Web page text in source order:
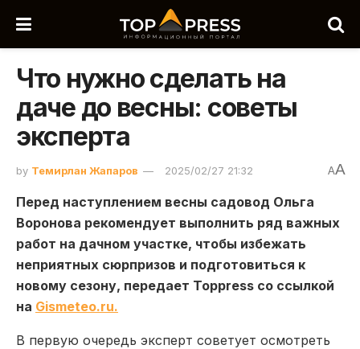
Что нужно сделать на
даче до весны: советы
эксперта
by Темирлан Жапаров 2025/02/27 21:32 AA
Перед наступлением весны садовод Ольга
Воронова рекомендует выполнить ряд важных
работ на дачном участке, чтобы избежать
неприятных сюрпризов и подготовиться к
новому сезону, передает Toppress со ссылкой
на Gismeteo.ru.
В первую очередь эксперт советует осмотреть